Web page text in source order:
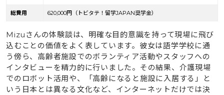
総費用 620,000円（トビタテ！留学JAPAN奨学金）
Mizuさんの体験談は、明確な目的意識を持って現場に飛び
込むことの価値をよく表しています。彼女は語学学校に通
う傍ら、高齢者施設でのボランティア活動やスタッフへの
インタビューを精力的に行いました。その結果、介護現場
でのロボット活用や、「高齢になると施設に入居する」と
いう日本とは異なる文化など、インターネットだけでは決